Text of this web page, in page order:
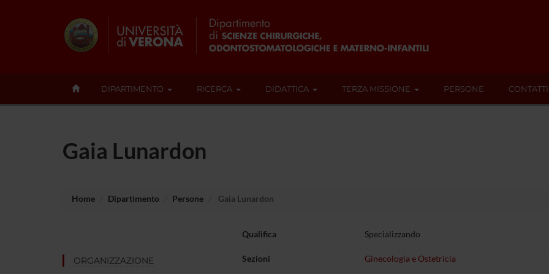
DIPARTIMENTO RICERCA DIDATTICA TERZA MISSIONE PERSONE CONTATTI
Gaia Lunardon
Home Dipartimento Persone Gaia Lunardon
ORGANIZZAZIONE
Qualifica Specializzando
Sezioni Ginecologia e Ostetricia